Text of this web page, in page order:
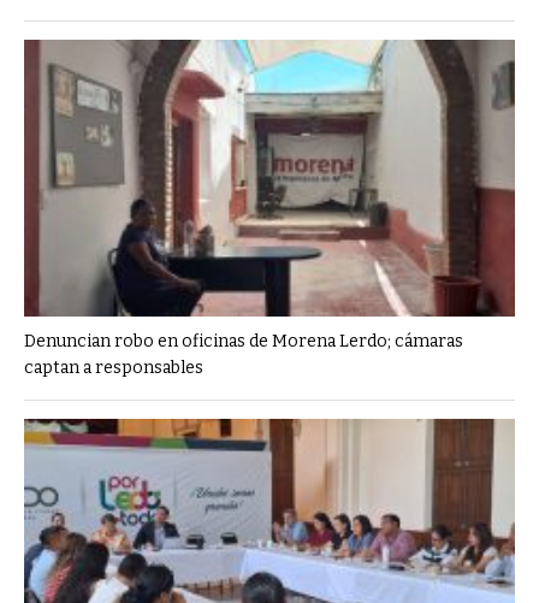
Denuncian robo en oficinas de Morena Lerdo; cámaras
captan a responsables